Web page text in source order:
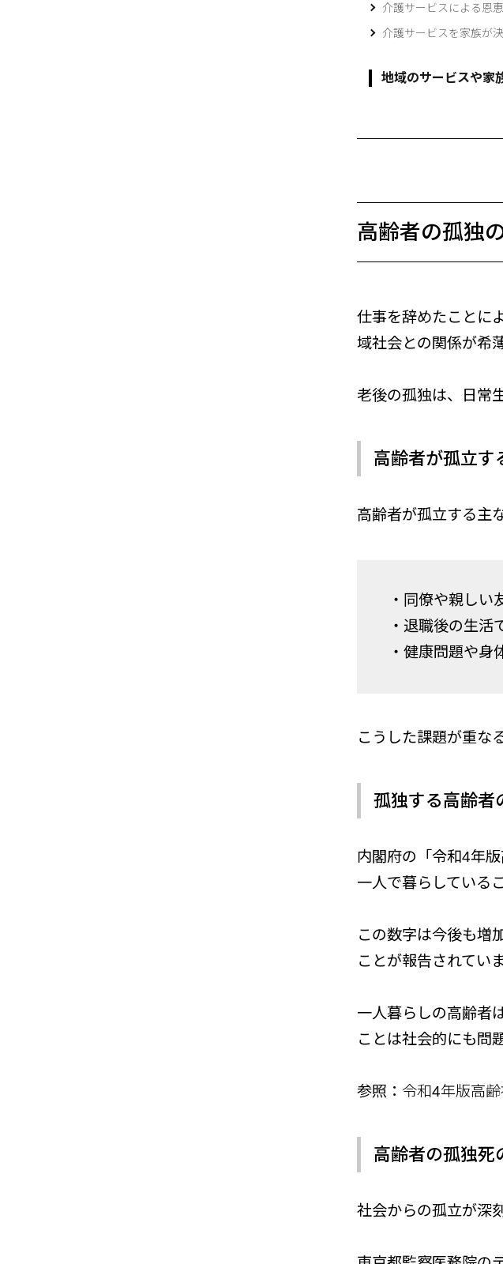
介護サービスによる恩恵
介護サービスを家族が
地域のサービスや家
高齢者の孤独
仕事を辞めたことに
域社会との関係が希
老後の孤独は、日常
高齢者が孤立す
高齢者が孤立する主
・同僚や親しい
・退職後の生活
・健康問題や身
こうした課題が重な
孤独する高齢者
内閣府の「令和4年
一人で暮らしている
この数字は今後も増
ことが報告されていま
一人暮らしの高齢者
ことは社会的にも問
参照： 令和4年版高齢
高齢者の孤独死
社会からの孤立が深